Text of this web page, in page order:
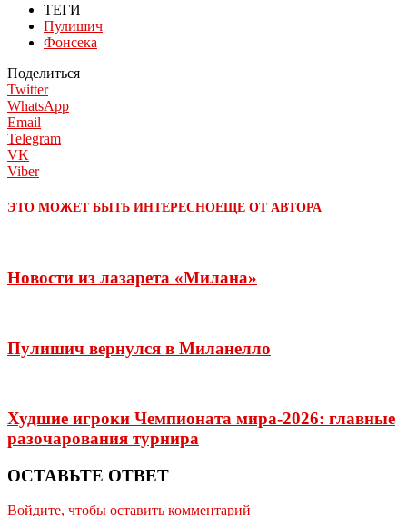
ТЕГИ
Пулишич
Фонсека
Поделиться
Twitter
WhatsApp
Email
Telegram
VK
Viber
ЭТО МОЖЕТ БЫТЬ ИНТЕРЕСНОЕЩЕ ОТ АВТОРА
Новости из лазарета «Милана»
Пулишич вернулся в Миланелло
Худшие игроки Чемпионата мира-2026: главные
разочарования турнира
ОСТАВЬТЕ ОТВЕТ
Войдите, чтобы оставить комментарий